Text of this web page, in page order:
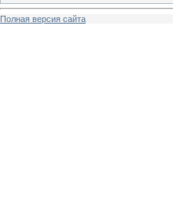
Полная версия сайта